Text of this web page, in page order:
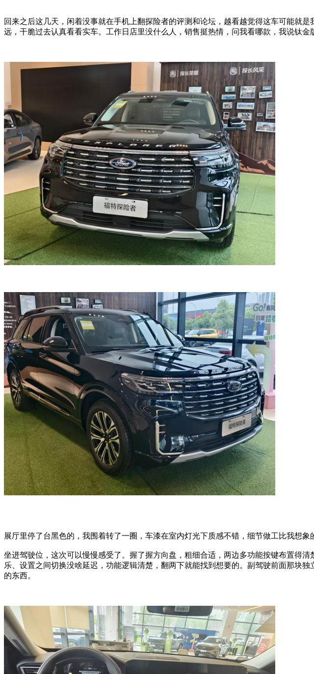
回来之后这几天，闲着没事就在手机上翻探险者的评测和论坛，越看越觉得这车可能就
远，干脆过去认真看看实车。工作日店里没什么人，销售挺热情，问我看哪款，我说钛金
展厅里停了台黑色的，我围着转了一圈，车漆在室内灯光下质感不错，细节做工比我想
坐进驾驶位，这次可以慢慢感受了。握了握方向盘，粗细合适，两边多功能按键布置得
乐、设置之间切换没啥延迟，功能逻辑清楚，翻两下就能找到想要的。副驾驶前面那块
的东西。